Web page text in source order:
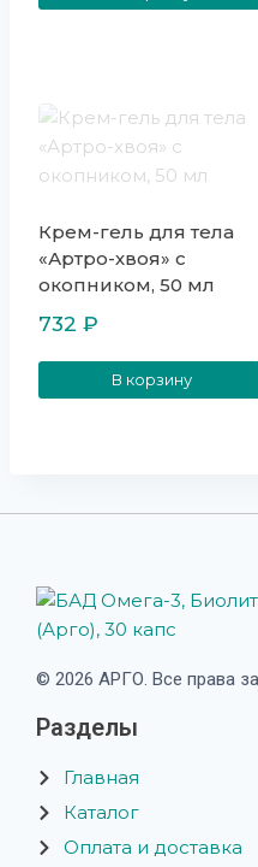
Крем-гель для тела
«Артро-хвоя» с
окопником, 50 мл
732 ₽
В корзину
© 2026 АРГО. Все права
Разделы
Главная
Каталог
Оплата и доставка